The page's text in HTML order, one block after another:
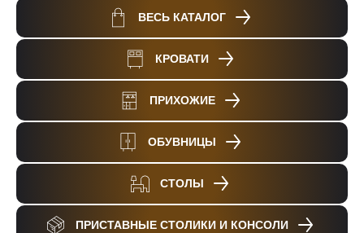
ВЕСЬ КАТАЛОГ
КРОВАТИ
ПРИХОЖИЕ
ОБУВНИЦЫ
СТОЛЫ
ПРИСТАВНЫЕ СТОЛИКИ И КОНСОЛИ